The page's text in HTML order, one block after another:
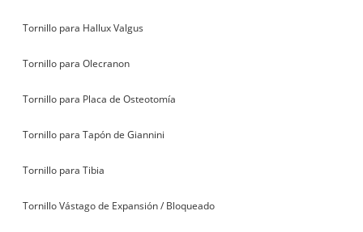
Tornillo para Hallux Valgus
Tornillo para Olecranon
Tornillo para Placa de Osteotomía
Tornillo para Tapón de Giannini
Tornillo para Tibia
Tornillo Vástago de Expansión / Bloqueado